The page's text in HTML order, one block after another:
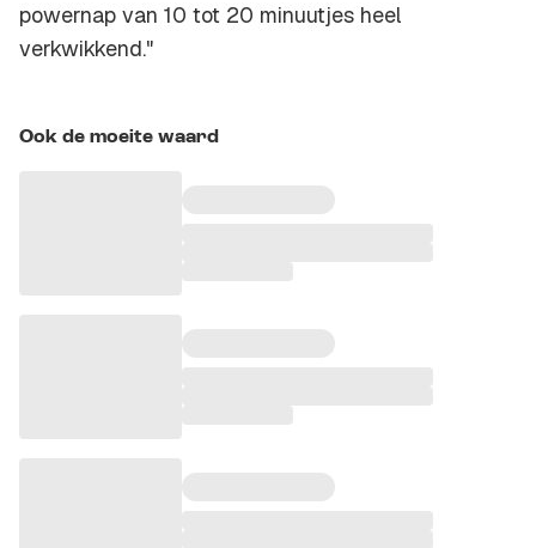
powernap van 10 tot 20 minuutjes heel
verkwikkend."
Ook de moeite waard